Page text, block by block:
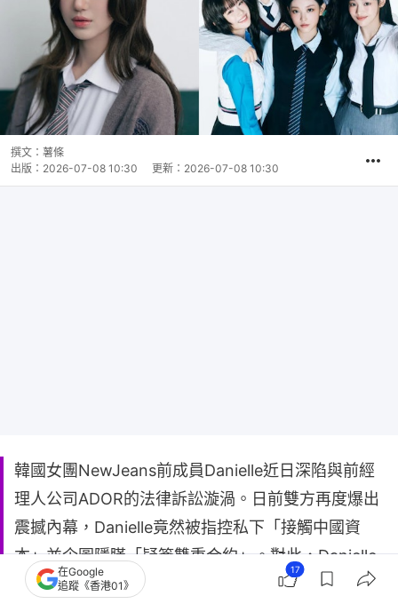
撰文： 薯條
出版： 2026-07-08 10:30 更新： 2026-07-08 10:30
韓國女團NewJeans前成員Danielle近日深陷與前經
理人公司ADOR的法律訴訟漩渦。日前雙方再度爆出
震撼內幕，Danielle竟然被指控私下「接觸中國資
本」並企圖隱瞞「疑簽雙重合約」。對此，Danielle
的法律團隊火速發出嚴正聲明。
在Google
追蹤《香港01》
17